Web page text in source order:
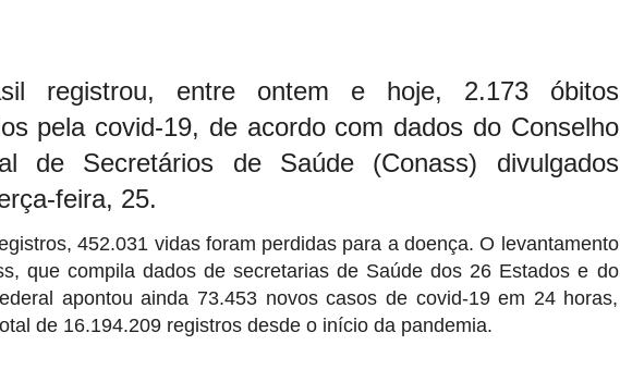
registrou, entre ontem e hoje, 2.173 óbitos
pela covid-19, de acordo com dados do Conselho
de Secretários de Saúde (Conass) divulgados
feira, 25.
452.031 vidas foram perdidas para a doença. O levantamento
que compila dados de secretarias de Saúde dos 26 Estados e do
apontou ainda 73.453 novos casos de covid-19 em 24 horas,
de 16.194.209 registros desde o início da pandemia.